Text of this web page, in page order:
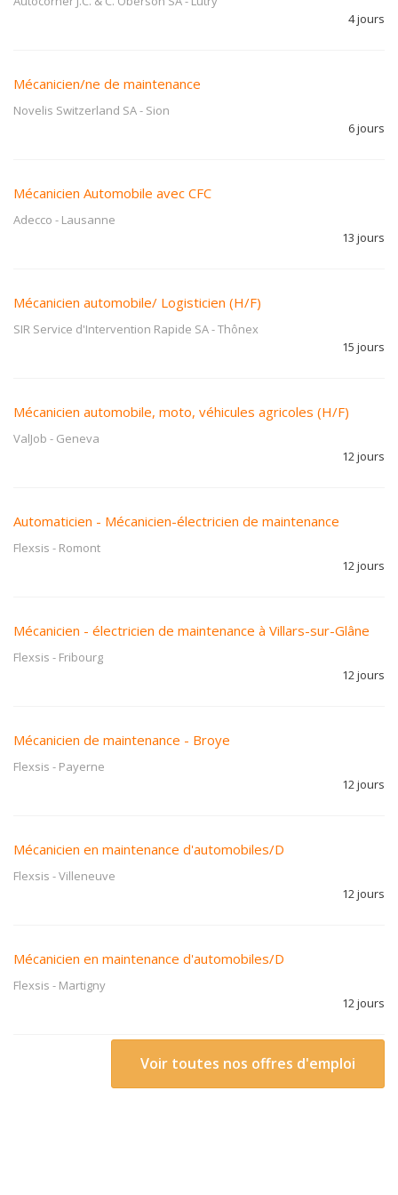
4 jours
Mécanicien/ne de maintenance
Novelis Switzerland SA- Sion
6 jours
Mécanicien Automobile avec CFC
Adecco - Lausanne
13 jours
Mécanicien automobile/ Logisticien (H/F)
SIR Service d'Intervention Rapide SA-Thônex
15 jours
Mécanicien automobile, moto, véhicules agricoles (H/F)
ValJob - Geneva
12 jours
Automaticien - Mécanicien-électricien de maintenance
Flexsis - Romont
12 jours
Mécanicien - électricien de maintenance à Villars-sur-Glâne
Flexsis - Fribourg
12 jours
Mécanicien de maintenance - Broye
Flexsis - Payerne
12 jours
Mécanicien en maintenance d'automobiles/D
Flexsis -Villeneuve
12 jours
Mécanicien en maintenance d'automobiles/D
Flexsis - Martigny
12 jours
Voir toutes nos offres d'emploi